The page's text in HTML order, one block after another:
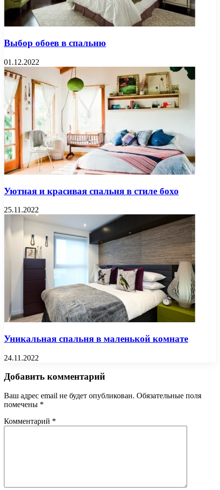
Выбор обоев в спальню
01.12.2022
Уютная и красивая спальня в стиле бохо
25.11.2022
Уникальная спальня в маленькой комнате
24.11.2022
Добавить комментарий
Ваш адрес email не будет опубликован. Обязательные поля
помечены *
Комментарий *